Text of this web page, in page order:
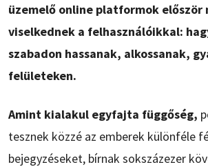
üzemelő online platformok először
viselkednek a felhasználóikkal:
szabadon hassanak, alkossanak,
felületeken.
Amint kialakul egyfajta függőség,
tesznek közzé az emberek különféle
bejegyzéseket, bírnak sokszázezer